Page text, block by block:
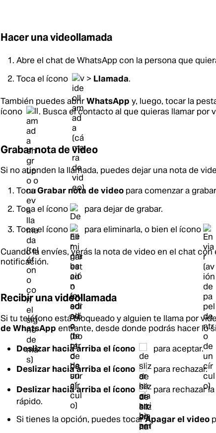
Hacer una videollamada
Abre el chat de WhatsApp con la persona que
Toca el ícono
> Llamada.
También puedes abrirWhatsApp y, luego, tocar la
ícono
. Busca el contacto al que quieras llamar por
Grabar nota de video
Si no atienden la llamada, puedes dejar una nota de
TocaGrabar nota de video para comenzar a
Toca el ícono
para dejar de grabar.
Toca el ícono
para eliminarla, o bien el ícono
Cuando la envíes, verás la nota de video en el chat
notificación.
Recibir una videollamada
Si tu teléfono está bloqueado y alguien te llama por
de WhatsApp entrante, desde donde podrás hacer lo
Deslizar hacia arriba el ícono
para aceptar.
Deslizar hacia arriba el ícono
para rechazar.
Deslizar hacia arriba el ícono
para rechazar
rápido.
Si tienes la opción, puedes tocarApagar el video